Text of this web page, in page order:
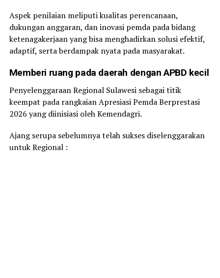
Aspek penilaian meliputi kualitas perencanaan,
dukungan anggaran, dan inovasi pemda pada bidang
ketenagakerjaan yang bisa menghadirkan solusi efektif,
adaptif, serta berdampak nyata pada masyarakat.
Memberi ruang pada daerah dengan APBD kecil
Penyelenggaraan Regional Sulawesi sebagai titik
keempat pada rangkaian Apresiasi Pemda Berprestasi
2026 yang diinisiasi oleh Kemendagri.
Ajang serupa sebelumnya telah sukses diselenggarakan
untuk Regional :